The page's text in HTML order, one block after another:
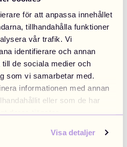
för att anpassa innehållet
tillhandahålla funktioner
vår trafik. Vi
identifierare och annan
de sociala medier och
som vi samarbetar med.
informationen med annan
eller som de har
deras tjänster.
Visa detaljer
exception has occurred (see the
for more information).